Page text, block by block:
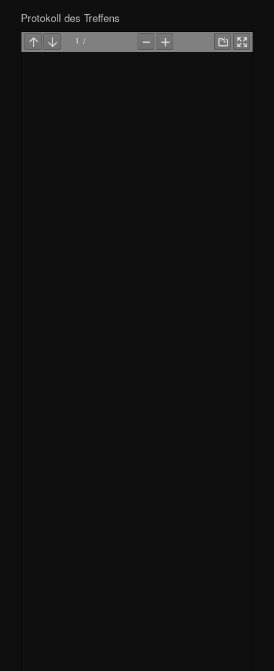
Protokoll des Treffens